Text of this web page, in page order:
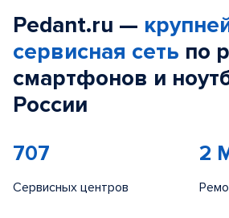
Pedant.ru —
сервисная сеть по
смартфонов и
России
707
Сервисных центров
2